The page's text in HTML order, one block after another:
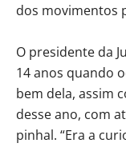
dos movimentos
O presidente da
14 anos quando
bem dela, assim
desse ano, com
pinhal. “Era a